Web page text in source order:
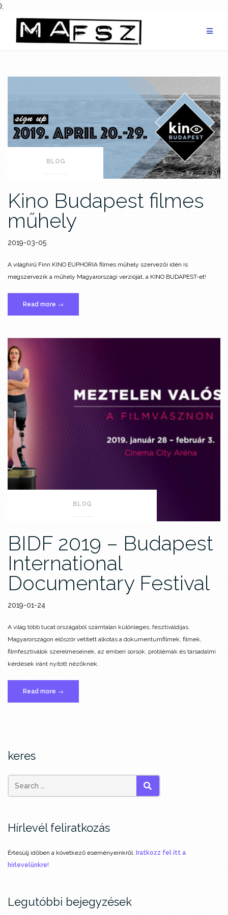
);
content
BLOG
Kino Budapest filmes
műhely
2019-03-05
A világhírű Finn KINO EUPHORIA filmes műhely szervezői idén is
megszervezik a műhely Magyarországi verzióját, a KINO BUDAPEST-et!
Read more „Kino
Budapest
→
BLOG
BIDF 2019 – Budapest
International
Documentary Festival
2019-01-24
A világ több tucat országából számtalan különleges, fesztiváldíjas,
Magyarországon először vetített alkotás a dokumentumfilmek, filmek,
filmfesztiválok szerelmeseinek, az emberi sorsok, problémák és társadalmi
kérdések iránt nyitott nézőknek.
Read more „BIDF
2019
→
keres
SEARCH
Hírlevél feliratkozás
Értesülj időben a következő eseményeinkről. Iratkozz fel itt a
hírlevelünkre!
Legutóbbi bejegyzések